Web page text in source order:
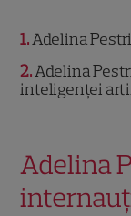
1 Adelina
2 Adelina
inteligenței
Adelina